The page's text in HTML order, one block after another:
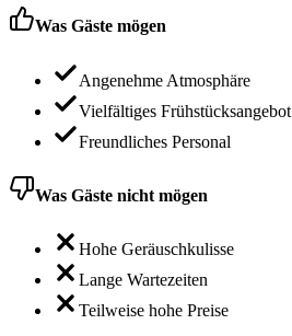
Was Gäste mögen
Angenehme Atmosphäre
Vielfältiges Frühstücksangebot
Freundliches Personal
Was Gäste nicht mögen
Hohe Geräuschkulisse
Lange Wartezeiten
Teilweise hohe Preise